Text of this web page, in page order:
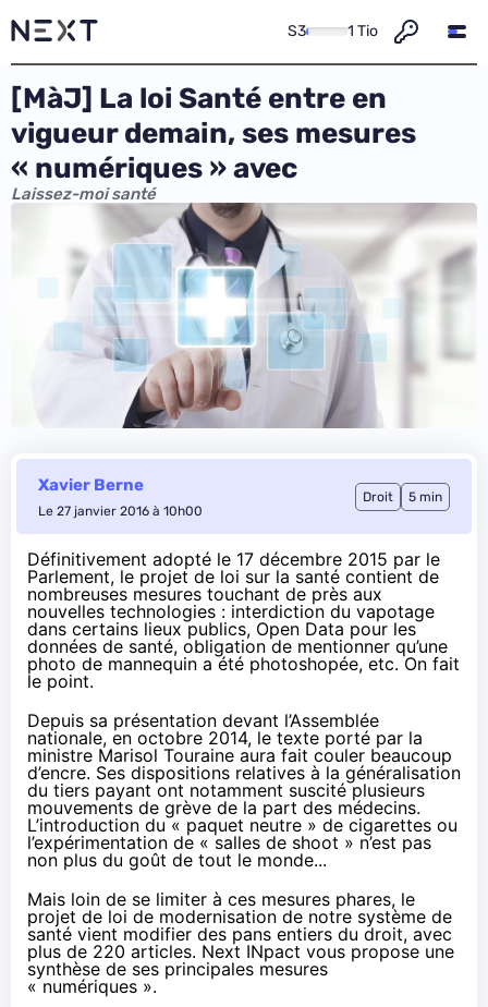
S3 1 Tio
[MàJ] La loi Santé entre en
vigueur demain, ses mesures
« numériques » avec
Laissez-moi santé
Xavier Berne
Le 27 janvier 2016 à 10h00
Droit 5 min
Définitivement adopté le 17 décembre 2015 par le
Parlement, le projet de loi sur la santé contient de
nombreuses mesures touchant de près aux
nouvelles technologies : interdiction du vapotage
dans certains lieux publics, Open Data pour les
données de santé, obligation de mentionner qu’une
photo de mannequin a été photoshopée, etc. On fait
le point.
Depuis sa présentation devant l’Assemblée
nationale, en octobre 2014, le texte porté par la
ministre Marisol Touraine aura fait couler beaucoup
d’encre. Ses dispositions relatives à la généralisation
du tiers payant ont notamment suscité plusieurs
mouvements de grève de la part des médecins.
L’introduction du « paquet neutre » de cigarettes ou
l’expérimentation de « salles de shoot » n’est pas
non plus du goût de tout le monde...
Mais loin de se limiter à ces mesures phares, le
projet de loi de modernisation de notre système de
santé vient modifier des pans entiers du droit, avec
plus de 220 articles. Next INpact vous propose une
synthèse de ses principales mesures
« numériques ».